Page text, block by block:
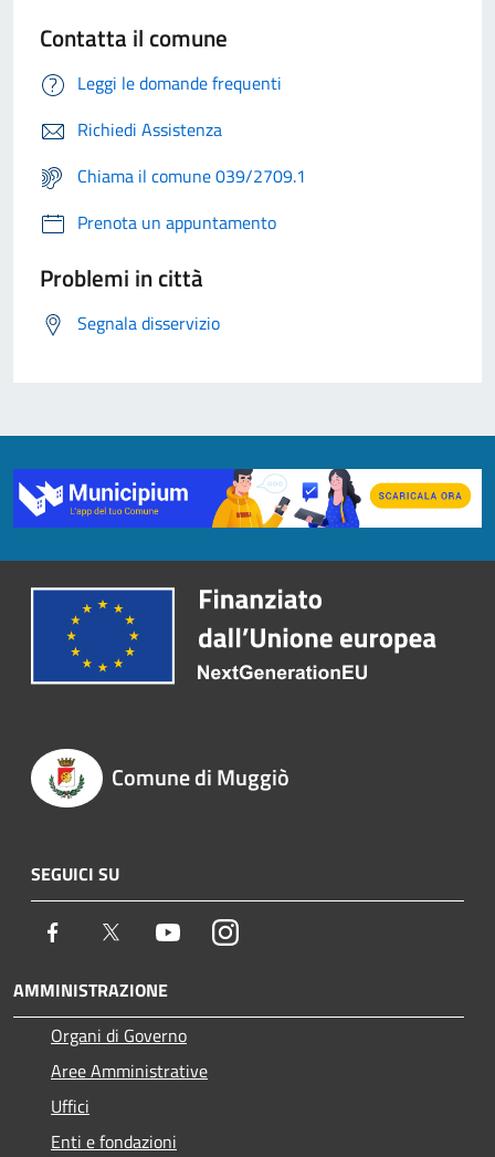
Contatta il comune
Leggi le domande frequenti
Richiedi Assistenza
Chiama il comune 039/2709.1
Prenota un appuntamento
Problemi in città
Segnala disservizio
Comune di Muggiò
SEGUICI SU
Facebook Twitter YoutubeInstagram
AMMINISTRAZIONE
Organi di Governo
Aree Amministrative
Uffici
Enti e fondazioni